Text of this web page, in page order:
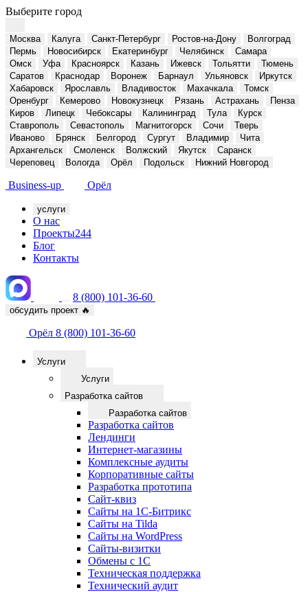
Выберите город
Москва Калуга Санкт-Петербург Ростов-на-Дону
Волгоград
Пермь
Новосибирск Екатеринбург Челябинск
Самара
Омск
Уфа Красноярск Казань Ижевск Тольятти
Тюмень
Саратов
Краснодар Воронеж Барнаул Ульяновск
Иркутск
Хабаровск
Ярославль Владивосток Махачкала
Томск
Оренбург
Кемерово Новокузнецк Рязань Астрахань
Пенза
Киров
Липецк Чебоксары Калининград Тула
Курск
Ставрополь
Севастополь Магнитогорск Сочи
Тверь
Иваново
Брянск Белгород Сургут Владимир
Чита
Архангельск
Смоленск Волжский Якутск
Саранск
Череповец
Вологда Орёл Подольск Нижний Новгород
Business-up Орёл
услуги
О нас
Проекты244
Блог
Контакты
8 (800) 101-36-60
обсудить проект 🔥
Орёл 8 (800) 101-36-60
Услуги
Услуги
Разработка сайтов
Разработка сайтов
Разработка сайтов
Лендинги
Интернет-магазины
Комплексные аудиты
Корпоративные сайты
Разработка прототипа
Сайт-квиз
Сайты на 1С-Битрикс
Сайты на Tilda
Сайты на WordPress
Сайты-визитки
Обмены с 1С
Техническая поддержка
Технический аудит